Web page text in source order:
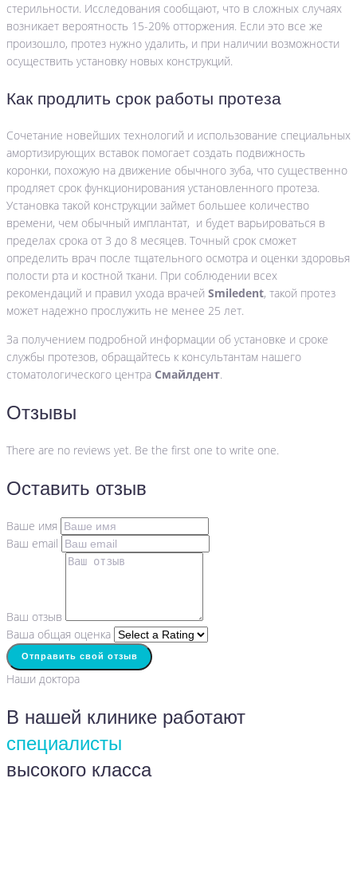
стерильности. Исследования сообщают, что в сложных случаях
возникает вероятность 15-20% отторжения. Если это все же
произошло, протез нужно удалить, и при наличии возможности
осуществить установку новых конструкций.
Как продлить срок работы протеза
Сочетание новейших технологий и использование специальных
амортизирующих вставок помогает создать подвижность
коронки, похожую на движение обычного зуба, что существенно
продляет срок функционирования установленного протеза.
Установка такой конструкции займет большее количество
времени, чем обычный имплантат, и будет варьироваться в
пределах срока от 3 до 8 месяцев. Точный срок сможет
определить врач после тщательного осмотра и оценки здоровья
полости рта и костной ткани. При соблюдении всех
рекомендаций и правил ухода врачей Smiledent, такой протез
может надежно прослужить не менее 25 лет.
За получением подробной информации об установке и сроке
службы протезов, обращайтесь к консультантам нашего
стоматологического центра Смайлдент.
Отзывы
There are no reviews yet. Be the first one to write one.
Оставить отзыв
Ваше имя
Ваш email
Ваш отзыв
Ваша общая оценка
Отправить свой отзыв
Наши доктора
В нашей клинике работают
специалисты
высокого класса